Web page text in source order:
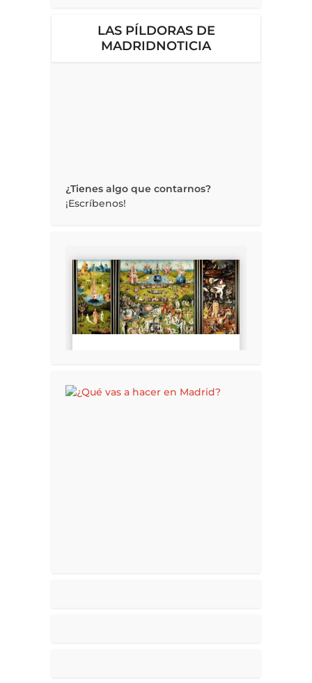
LAS PÍLDORAS DE
MADRIDNOTICIA
¿Tienes algo que contarnos?
¡Escríbenos!